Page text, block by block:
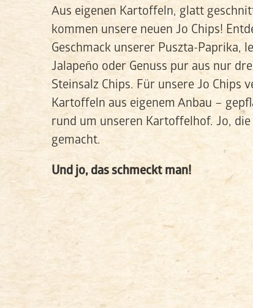
Aus eigenen Kartoffeln, glatt
kommen unsere neuen Jo Chips!
Geschmack unserer Puszta-Paprika,
Jalapeño oder Genuss pur aus nur
Steinsalz Chips. Für unsere Jo Chips
Kartoffeln aus eigenem Anbau –
rund um unseren Kartoffelhof. Jo,
gemacht.
Und jo, das schmeckt man!